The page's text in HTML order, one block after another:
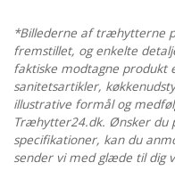
/
5,5
X
7
M
antal
*Billederne af træhytterne
fremstillet, og enkelte
faktiske modtagne produkt
sanitetsartikler,
illustrative formål og
Træhytter24.dk. Ønsker du
specifikationer, kan du
sender vi med glæde til dig